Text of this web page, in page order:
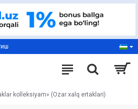
kolleksiyam»‎ (Ozar xalq ertaklari)